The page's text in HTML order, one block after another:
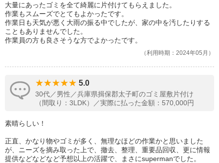
大量にあったゴミを全て綺麗に片付けてもらえました。
作業もスムーズでとてもよかったです。
作業日も天気が悪く大雨の振る中でしたが、家の中を汚したりする
こともありませんでした。
作業員の方も良さそうな方でよかったです。
利用時期：2024年05月
5.0
30代／男性／兵庫県揖保郡太子町のゴミ屋敷片付け
（間取り：3LDK）／実際に払った金額：570,000円
素晴らしい！
正直、かなり物やゴミが多く、無理なほどの作業かと思いました
が、ニーズを摘み取った上で、撤去、整理、重要品回収、更に情報
提供などなどなど予想以上の活躍で、まさにsupermanでした。